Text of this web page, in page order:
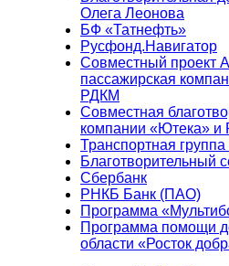
Олега Леонова
БФ «Татнефть»
Русфонд.Навигатор
Совместный проект
пассажирская
РДКМ
Совместная
компании «Ютека» и
Транспортная
Благотворительный
Сбербанк
РНКБ Банк (ПАО)
Программа
Программа помощи
области «Росток